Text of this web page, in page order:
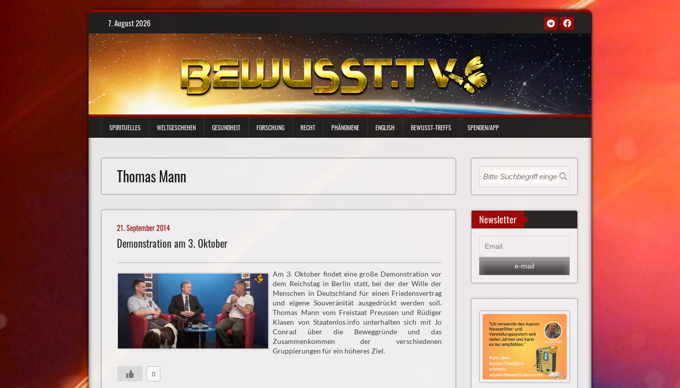
Skip
content
7. August 2026
SPIRITUELLES WELTGESCHEHEN GESUNDHEIT FORSCHUNG RECHT PHÄNOMENE ENGLISH BEWUSST-TREFFS SPENDEN/APP
Thomas Mann
21. September 2014
Demonstration am 3. Oktober
Am 3. Oktober findet eine große Demonstration vor
dem Reichstag in Berlin statt, bei der der Wille der
Menschen in Deutschland für einen Friedensvertrag
und eigene Souveränität ausgedrückt werden soll.
Thomas Mann vom Freistaat Preussen und Rüdiger
Klasen von Staatenlos.info unterhalten sich mit Jo
Conrad über die Beweggründe und das
Zusammenkommen der verschiedenen
Gruppierungen für ein höheres Ziel.
0
Newsletter